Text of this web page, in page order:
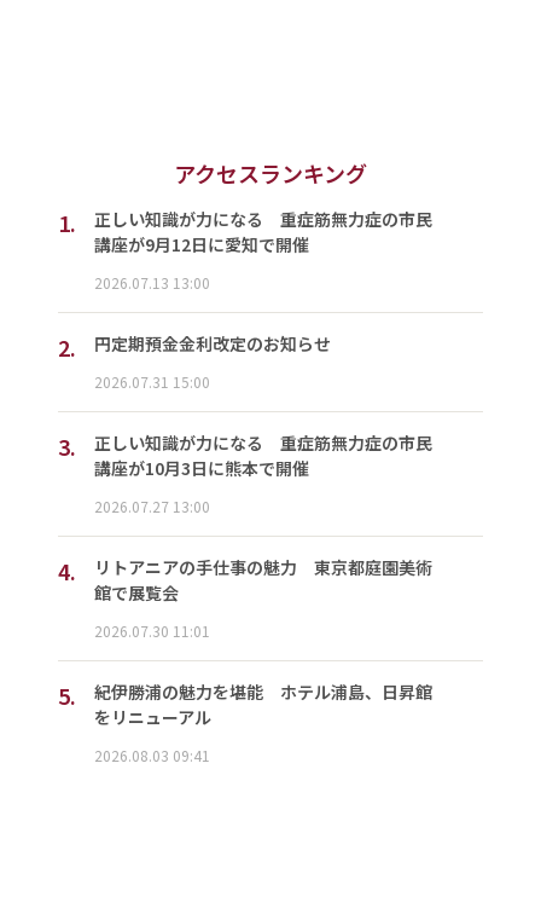
アクセスランキング
1.
正しい知識が力になる 重症筋無力症の市民
講座が9月12日に愛知で開催
2026.07.13 13:00
2. 円定期預金金利改定のお知らせ
2026.07.31 15:00
3.
正しい知識が力になる 重症筋無力症の市民
講座が10月3日に熊本で開催
2026.07.27 13:00
4.
リトアニアの手仕事の魅力 東京都庭園美術
館で展覧会
2026.07.30 11:01
5.
紀伊勝浦の魅力を堪能 ホテル浦島、日昇館
をリニューアル
2026.08.03 09:41